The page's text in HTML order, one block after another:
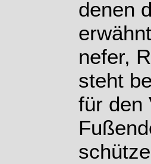
denen
nefer,
steht
für den